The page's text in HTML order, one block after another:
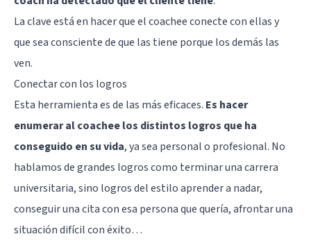
La clave está en hacer que el coachee conecte con ellas y
que sea consciente de que las tiene porque los demás las
ven.
Conectar con los logros
Esta herramienta es de las más eficaces. Es hacer
enumerar al coachee los distintos logros que ha
conseguido en su vida, ya sea personal o profesional. No
hablamos de grandes logros como terminar una carrera
universitaria, sino logros del estilo aprender a nadar,
conseguir una cita con esa persona que quería, afrontar una
situación difícil con éxito…